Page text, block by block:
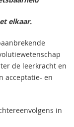
elkaar.
de leerkracht en
acceptatie- en
in